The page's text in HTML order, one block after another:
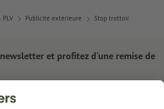
Publicité extérieure Stop trottoir
et profitez d'une remise de